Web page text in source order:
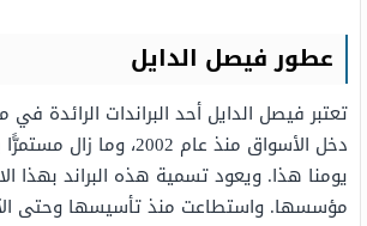
عطور فيصل الدايل
تعتبر فيصل الدايل أحد البراندات الرائدة
دخل الأسواق منذ عام 2002،
يومنا هذا. ويعود تسمية هذه البراند بهذا
مؤسسها. واستطاعت منذ تأسيسها وحتى